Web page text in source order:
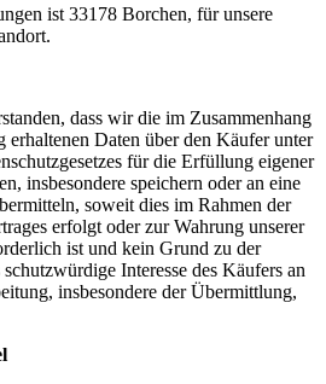
ist 33178 Borchen, für unsere
dass wir die im Zusammenhang
erhaltenen Daten über den Käufer unter
für die Erfüllung eigener
insbesondere speichern oder an eine
soweit dies im Rahmen der
erfolgt oder zur Wahrung unserer
ist und kein Grund zu der
Interesse des Käufers an
insbesondere der Übermittlung,